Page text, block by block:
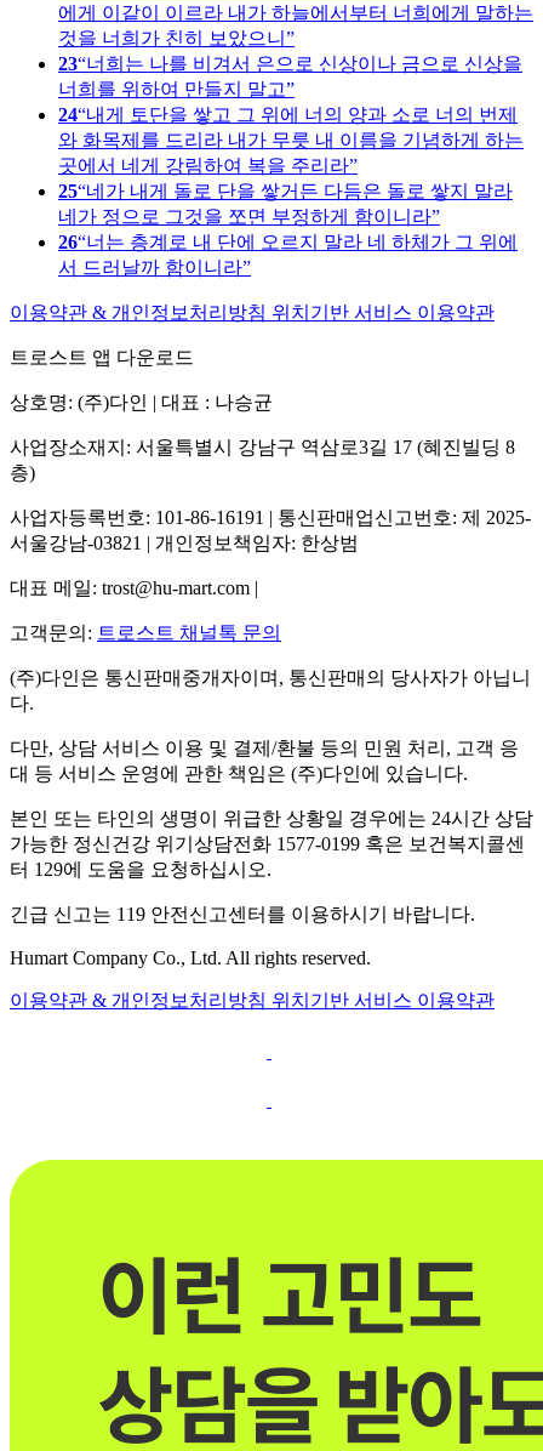
에게 이같이 이르라 내가 하늘에서부터 너희에게 말하는
것을 너희가 친히 보았으니
23 너희는 나를 비겨서 은으로 신상이나 금으로 신상을
너희를 위하여 만들지 말고
24 내게 토단을 쌓고 그 위에 너의 양과 소로 너의 번제
와 화목제를 드리라 내가 무릇 내 이름을 기념하게 하는
곳에서 네게 강림하여 복을 주리라
25 네가 내게 돌로 단을 쌓거든 다듬은 돌로 쌓지 말라
네가 정으로 그것을 쪼면 부정하게 함이니라
26 너는 층계로 내 단에 오르지 말라 네 하체가 그 위에
서 드러날까 함이니라
이용약관 & 개인정보처리방침 위치기반 서비스 이용약관
트로스트 앱 다운로드
상호명: (주)다인 | 대표 : 나승균
사업장소재지: 서울특별시 강남구 역삼로3길 17 (혜진빌딩 8
층)
사업자등록번호: 101-86-16191 | 통신판매업신고번호: 제 2025-
서울강남-03821 | 개인정보책임자: 한상범
대표 메일: trost@hu-mart.com |
고객문의: 트로스트 채널톡 문의
(주)다인은 통신판매중개자이며, 통신판매의 당사자가 아닙니
다.
다만, 상담 서비스 이용 및 결제/환불 등의 민원 처리, 고객 응
대 등 서비스 운영에 관한 책임은 (주)다인에 있습니다.
본인 또는 타인의 생명이 위급한 상황일 경우에는 24시간 상담
가능한 정신건강 위기상담전화 1577-0199 혹은 보건복지콜센
터 129에 도움을 요청하십시오.
긴급 신고는 119 안전신고센터를 이용하시기 바랍니다.
Humart Company Co., Ltd. All rights reserved.
이용약관 & 개인정보처리방침 위치기반 서비스 이용약관